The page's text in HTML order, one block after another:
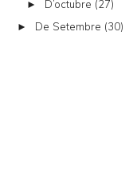
► D’octubre (27)
► De Setembre (30)